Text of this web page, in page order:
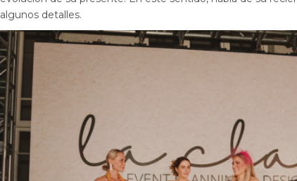
algunos detalles.